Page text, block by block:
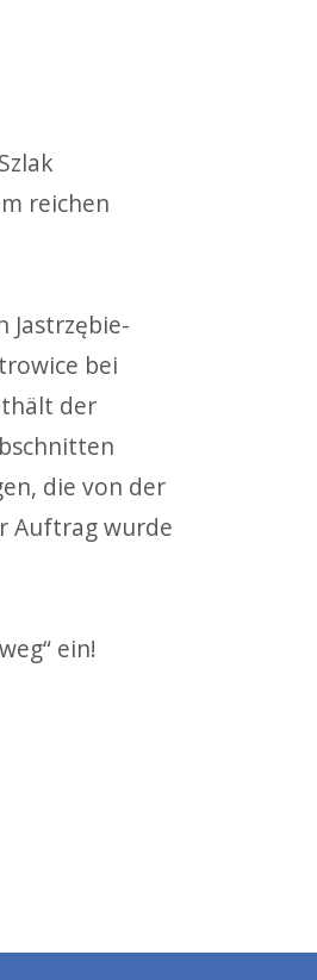
reichen
Jastrzębie-
bei
der
die von der
Auftragwurde
ein!